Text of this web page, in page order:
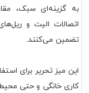
به گزینه‌ای سبک،
اتصالات الیت و
تضمین می‌کنند.
این میز تحریر برای
کاری خانگی و حتی